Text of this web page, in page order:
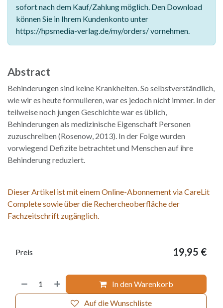
sofort nach dem Kauf/Zahlung möglich. Den Download
können Sie in Ihrem Kundenkonto unter
https://hpsmedia-verlag.de/my/orders/ vornehmen.
Abstract
Behinderungen sind keine Krankheiten. So selbstverständlich,
wie wir es heute formulieren, war es jedoch nicht immer. In der
teilweise noch jungen Geschichte war es üblich,
Behinderungen als medizinische Eigenschaft Personen
zuzuschreiben (Rosenow, 2013). In der Folge wurden
vorwiegend Defizite betrachtet und Menschen auf ihre
Behinderung reduziert.
Dieser Artikel ist mit einem Online-Abonnement via CareLit
Complete sowie über die Rechercheoberfläche der
Fachzeitschrift zugänglich.
In den Warenkorb
Auf die Wunschliste
Preis 19,95 €